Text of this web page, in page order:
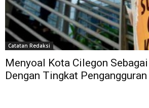
Catatan Redaksi
Menyoal Kota Cilegon
Dengan Tingkat